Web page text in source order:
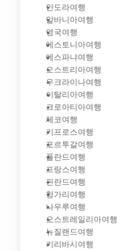
안도라여행
알바니아여행
영국여행
에스토니아여행
에스파냐여행
오스트리아여행
우크라이나여행
이탈리아여행
크로아티아여행
체코여행
키프로스여행
포르투갈여행
폴란드여행
프랑스여행
핀란드여행
헝가리여행
나우루여행
오스트레일리아여행
뉴질랜드여행
키리바시여행